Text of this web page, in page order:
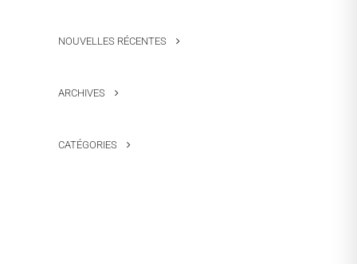
NOUVELLES RÉCENTES
ARCHIVES
CATÉGORIES